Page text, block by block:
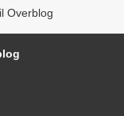
Overblog